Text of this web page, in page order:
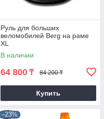
Руль для больших
веломобилей Berg на раме
XL
В наличии
64 800 ₸ 84 200 ₸
Купить
–23%